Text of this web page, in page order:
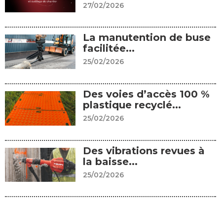
27/02/2026
La manutention de buse
facilitée...
25/02/2026
Des voies d’accès 100 %
plastique recyclé...
25/02/2026
Des vibrations revues à
la baisse...
25/02/2026